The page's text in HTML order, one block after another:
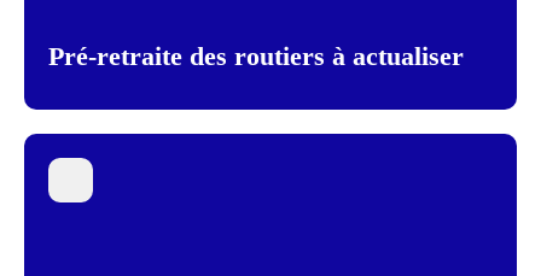
Pré-retraite des routiers à actualiser